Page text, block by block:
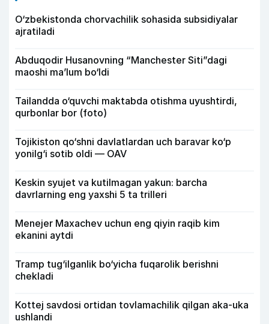
O‘zbekistonda chorvachilik sohasida subsidiyalar
ajratiladi
Abduqodir Husanovning “Manchester Siti”dagi
maoshi ma’lum bo‘ldi
Tailandda o‘quvchi maktabda otishma uyushtirdi,
qurbonlar bor (foto)
Tojikiston qo‘shni davlatlardan uch baravar ko‘p
yonilg‘i sotib oldi — OAV
Keskin syujet va kutilmagan yakun: barcha
davrlarning eng yaxshi 5 ta trilleri
Menejer Maxachev uchun eng qiyin raqib kim
ekanini aytdi
Tramp tug‘ilganlik bo‘yicha fuqarolik berishni
chekladi
Kottej savdosi ortidan tovlamachilik qilgan aka-uka
ushlandi